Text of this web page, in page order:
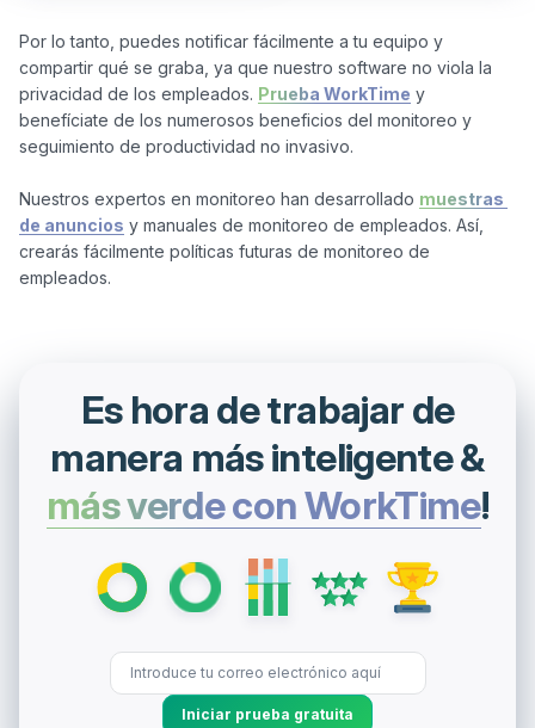
Por lo tanto, puedes notificar fácilmente a tu equipo y
compartir qué se graba, ya que nuestro software no viola la
privacidad de los empleados. Prueba WorkTime y
benefíciate de los numerosos beneficios del monitoreo y
seguimiento de productividad no invasivo.
Nuestros expertos en monitoreo han desarrollado muestras
de anuncios y manuales de monitoreo de empleados. Así,
crearás fácilmente políticas futuras de monitoreo de
Es hora de trabajar de
manera más inteligente &
más verde con WorkTime!
Iniciar prueba gratuita